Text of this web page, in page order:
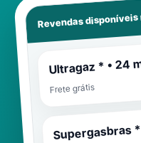
Revendas
Ultragaz * • 24
Frete grátis
Supergasbras